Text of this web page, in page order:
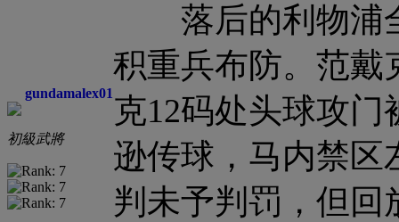
gundamalex01
初級武將
落后的利物浦全
积重兵布防。范戴
克12码处头球攻
逊传球，马内禁区
判未予判罚，但回